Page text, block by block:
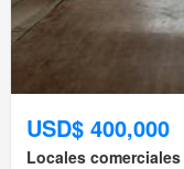
USD$ 400,000
Locales comerciales